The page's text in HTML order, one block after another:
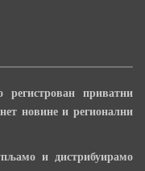
приватни
новине и регионални
и дистрибуирамо